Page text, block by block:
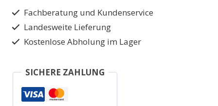
Größen
Menge
Fachberatung und Kundenservice
Landesweite Lieferung
Kostenlose Abholung im Lager
SICHERE ZAHLUNG